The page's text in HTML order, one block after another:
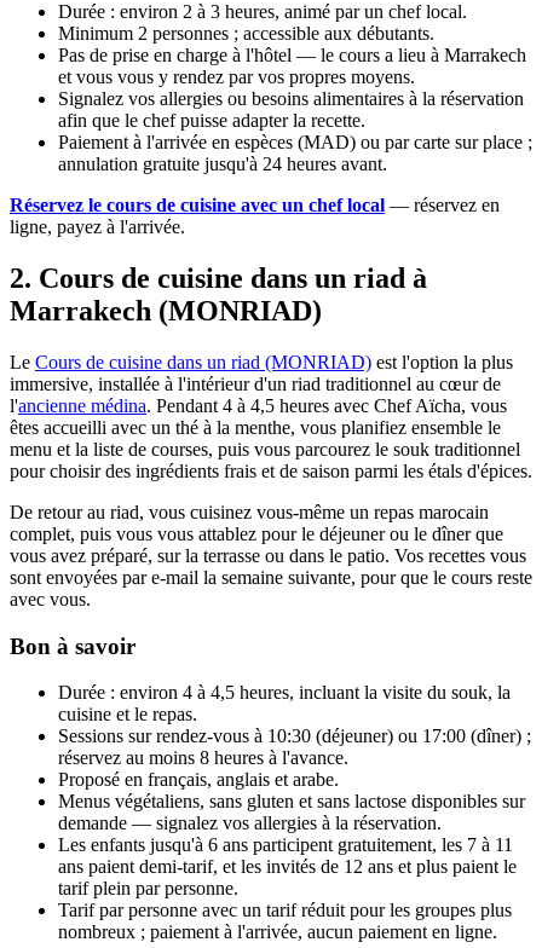
Durée : environ 2 à 3 heures, animé par un chef local.
Minimum 2 personnes ; accessible aux débutants.
Pas de prise en charge à l'hôtel — le cours a lieu à Marrakech
et vous vous y rendez par vos propres moyens.
Signalez vos allergies ou besoins alimentaires à la réservation
afin que le chef puisse adapter la recette.
Paiement à l'arrivée en espèces (MAD) ou par carte sur place ;
annulation gratuite jusqu'à 24 heures avant.
Réservez le cours de cuisine avec un chef local — réservez en
ligne, payez à l'arrivée.
2. Cours de cuisine dans un riad à
Marrakech (MONRIAD)
Le Cours de cuisine dans un riad (MONRIAD) est l'option la plus
immersive, installée à l'intérieur d'un riad traditionnel au cœur de
l'ancienne médina. Pendant 4 à 4,5 heures avec Chef Aïcha, vous
êtes accueilli avec un thé à la menthe, vous planifiez ensemble le
menu et la liste de courses, puis vous parcourez le souk traditionnel
pour choisir des ingrédients frais et de saison parmi les étals d'épices.
De retour au riad, vous cuisinez vous-même un repas marocain
complet, puis vous vous attablez pour le déjeuner ou le dîner que
vous avez préparé, sur la terrasse ou dans le patio. Vos recettes vous
sont envoyées par e-mail la semaine suivante, pour que le cours reste
avec vous.
Bon à savoir
Durée : environ 4 à 4,5 heures, incluant la visite du souk, la
cuisine et le repas.
Sessions sur rendez-vous à 10:30 (déjeuner) ou 17:00 (dîner) ;
réservez au moins 8 heures à l'avance.
Proposé en français, anglais et arabe.
Menus végétaliens, sans gluten et sans lactose disponibles sur
demande — signalez vos allergies à la réservation.
Les enfants jusqu'à 6 ans participent gratuitement, les 7 à 11
ans paient demi-tarif, et les invités de 12 ans et plus paient le
tarif plein par personne.
Tarif par personne avec un tarif réduit pour les groupes plus
nombreux ; paiement à l'arrivée, aucun paiement en ligne.